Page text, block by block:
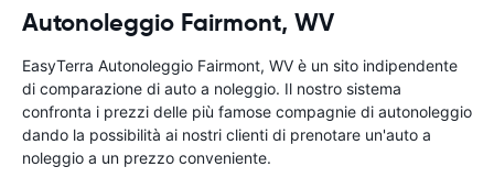
Autonoleggio Fairmont, WV
EasyTerra Autonoleggio Fairmont, WV è un sito indipendente
di comparazione di auto a noleggio. Il nostro sistema
confronta i prezzi delle più famose compagnie di autonoleggio
dando la possibilità ai nostri clienti di prenotare un'auto a
noleggio a un prezzo conveniente.